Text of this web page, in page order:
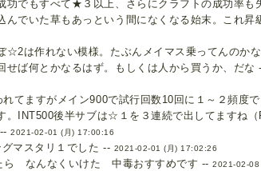
功でもすべて★３以上、さらにクラフトの成功率も
んでいた草もあっという間になくなる始末。これ昇
☆2は作れない模様。たぶんメイマス乗ってんのか
せば何とかなるはず。もしくは人から買うか、だな
てますがメイン900で試行回数10回に１～２頻度
。INT500後半サブは☆１を３連続で出してますね
--2021-02-01 (月) 17:00:16
マスタリ１でした -- 2021-02-01 (月) 17:02:26
ら なんなくいけた 中毒おすすめです --2021-02-